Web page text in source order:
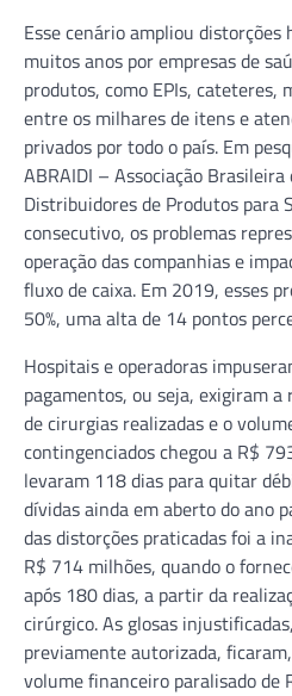
Esse cenário ampliou
muitos anos por empresas de
produtos, como EPIs, cateteres,
entre os milhares de itens e
privados por todo o país. Em
ABRAIDI – Associação
Distribuidores de Produtos para
consecutivo, os problemas
operação das companhias e
fluxo de caixa. Em 2019, esses
50%, uma alta de 14 pontos
Hospitais e operadoras
pagamentos, ou seja, exigiram
de cirurgias realizadas e o
contingenciados chegou a R$
levaram 118 dias para quitar
dívidas ainda em aberto do ano
das distorções praticadas foi a
R$ 714 milhões, quando o
após 180 dias, a partir da
cirúrgico. As glosas
previamente autorizada,
volume financeiro paralisado de